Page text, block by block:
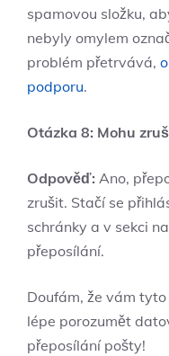
spamovou složku,
nebyly omylem
problém přetrvává,
podporu.
Otázka 8: Mohu
Odpověď: Ano,
zrušit. Stačí se
schránky a v sekci
přeposílání.
Doufám, že vám
lépe porozumět
přeposílání pošty!